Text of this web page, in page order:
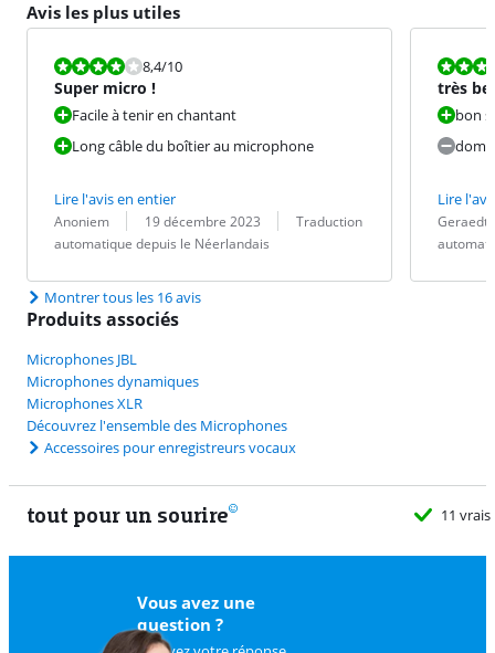
Avis les plus utiles
La note est 8,4 sur 10.
8,4/10
Super micro !
Facile à tenir en chantant
Long câble du boîtier au microphone
Lire l'avis en entier
Évaluation par :
Anoniem
Date : 19 décembre 2023
Traduction :
Traduction
automatique depuis le Néerlandais
La note est
très
bon
Lire
Évaluation
Geraedts
Date :
Traduction :
Montrer tous les 16 avis
Produits associés
Microphones JBL
Microphones dynamiques
Microphones XLR
Découvrez l'ensemble des Microphones
Accessoires pour enregistreurs vocaux
tout pour un sourire 11
Vous avez une
question ?